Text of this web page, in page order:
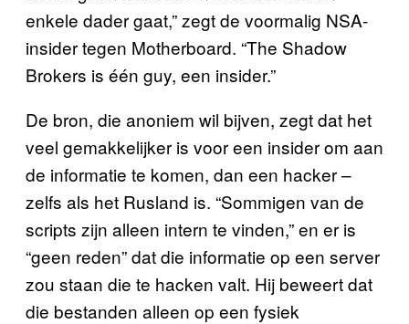
enkele dader gaat,” zegt de voormalig NSA-
insider tegen Motherboard. “The Shadow
Brokers is één guy, een insider.”
De bron, die anoniem wil bijven, zegt dat het
veel gemakkelijker is voor een insider om aan
de informatie te komen, dan een hacker –
zelfs als het Rusland is. “Sommigen van de
scripts zijn alleen intern te vinden,” en er is
“geen reden” dat die informatie op een server
zou staan die te hacken valt. Hij beweert dat
die bestanden alleen op een fysiek